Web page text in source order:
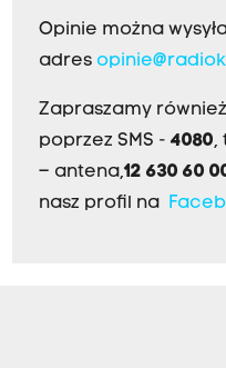
Opinie można
adres
Zapraszamy
poprzez SMS - 4080,
– antena,12 630 60
nasz profil na